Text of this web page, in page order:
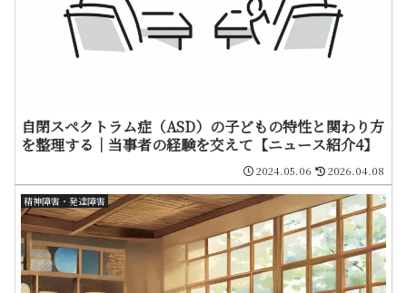
自閉スペクトラム症（ASD）の子どもの特性と関わり方
を整理する｜当事者の経験を交えて【ニュース紹介4】
2024.05.06 2026.04.08
精神障害・発達障害